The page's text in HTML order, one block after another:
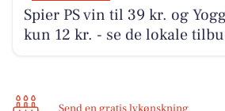
Spier PS vin til 39 kr. og
kun 12 kr. - se de lokale